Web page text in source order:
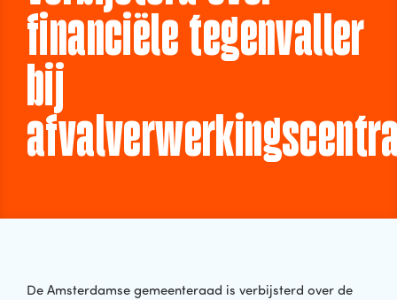
financiële tegenvaller
bij
De Amsterdamse gemeenteraad is verbijsterd over de